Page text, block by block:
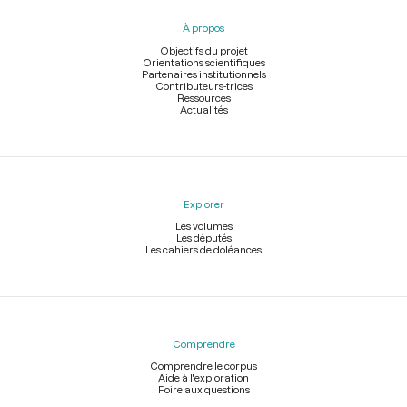
À propos
Objectifs du projet
Orientations scientifiques
Partenaires institutionnels
Contributeurs-trices
Ressources
Actualités
Explorer
Les volumes
Les députés
Les cahiers de doléances
Comprendre
Comprendre le corpus
Aide à l'exploration
Foire aux questions